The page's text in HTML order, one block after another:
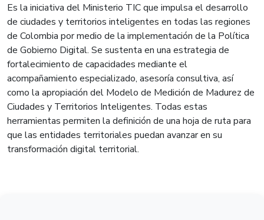
Es la iniciativa del Ministerio TIC que impulsa el desarrollo
de ciudades y territorios inteligentes en todas las regiones
de Colombia por medio de la implementación de la Política
de Gobierno Digital. Se sustenta en una estrategia de
fortalecimiento de capacidades mediante el
acompañamiento especializado, asesoría consultiva, así
como la apropiación del Modelo de Medición de Madurez de
Ciudades y Territorios Inteligentes. Todas estas
herramientas permiten la definición de una hoja de ruta para
que las entidades territoriales puedan avanzar en su
transformación digital territorial.